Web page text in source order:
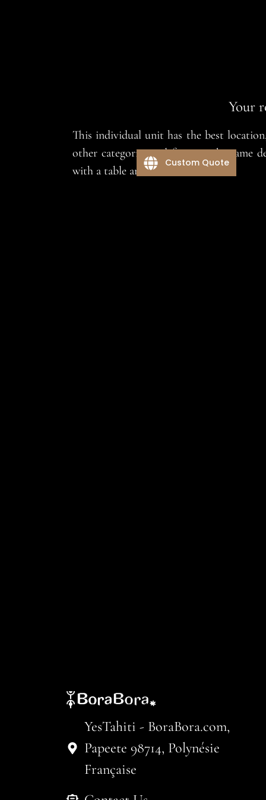
Your
This individual unit has the best
other categories and features the same
with a table and two chairs.
YesTahiti - BoraBora.com,
Papeete 98714, Polynésie
Française
Custom Quote